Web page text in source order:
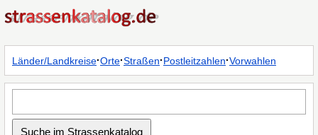
Länder/Landkreise·Orte·Straßen·Postleitzahlen·Vorwahlen